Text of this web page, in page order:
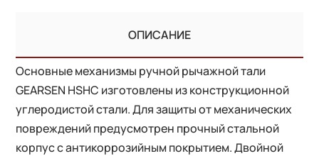
ОПИСАНИЕ
Основные механизмы ручной рычажной тали
GEARSEN HSHC изготовлены из конструкционной
углеродистой стали. Для защиты от механических
повреждений предусмотрен прочный стальной
корпус с антикоррозийным покрытием. Двойной